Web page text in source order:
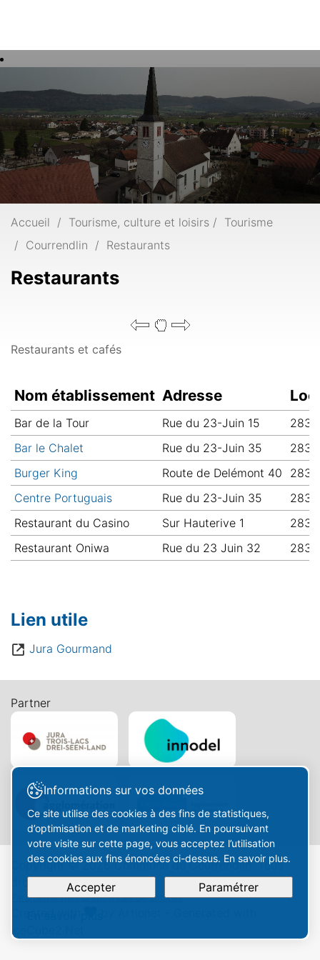
clés
Accueil Tourisme, culture et loisirs
Tourisme
Courrendlin
Restaurants
Restaurants
Restaurants et cafés
Nom établissement Adresse
Bar de la Tour Rue du 23-Juin 15
Bar le Chalet
Rue du 23-Juin 35
Burger King
Route de Delémont 40
Centre Portuguais
Rue du 23-Juin 35
Restaurant du Casino
Sur Hauterive 1
Restaurant Oniwa
Rue du 23 Juin 32
Lien utile
Jura Gourmand
Partner
Copyright © 2026 Commune de Courrendlin. Tous
droits réservés.
Paramétrer mes préférences de cookies
IceCube2.Net
Informations sur vos données
Ce site utilise des cookies à des fins de statistiques,
d’optimisation et de marketing ciblé. En poursuivant
votre visite sur cette page, vous acceptez l’utilisation
des cookies aux fins énoncées ci-dessus. En savoir plus.
Accepter
Paramétrer